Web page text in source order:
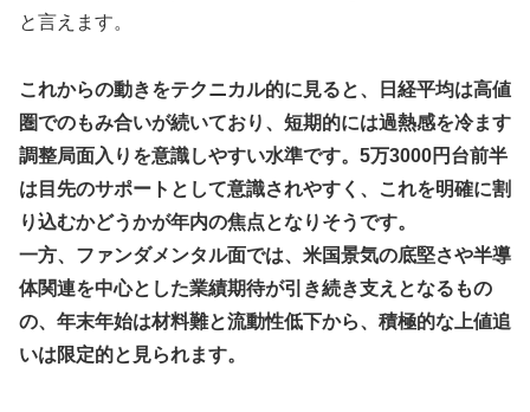
と言えます。
これからの動きをテクニカル的に見ると、日経平均は高値
圏でのもみ合いが続いており、短期的には過熱感を冷ます
調整局面入りを意識しやすい水準です。5万3000円台前半
は目先のサポートとして意識されやすく、これを明確に割
り込むかどうかが年内の焦点となりそうです。
一方、ファンダメンタル面では、米国景気の底堅さや半導
体関連を中心とした業績期待が引き続き支えとなるもの
の、年末年始は材料難と流動性低下から、積極的な上値追
いは限定的と見られます。